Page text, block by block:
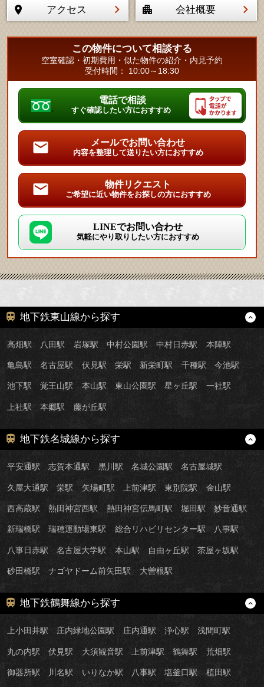
アクセス 会社概要
この物件について相談する
空室確認・初期費用・似た物件の紹介・内見予約
受付時間： 10:00～18:30
電話で相談
すぐ確認したい方におすすめ
メールでお問い合わせ
内容を整理して送りたい方におすすめ
物件リクエスト
ご希望に近い物件をお探しの方におすすめ
LINEでお問い合わせ
気軽にやり取りしたい方におすすめ
地下鉄東山線から探す
高畑駅 八田駅 岩塚駅 中村公園駅 中村日赤駅 本陣駅
亀島駅 名古屋駅 伏見駅 栄駅 新栄町駅 千種駅 今池駅
池下駅 覚王山駅 本山駅 東山公園駅 星ヶ丘駅 一社駅
上社駅 本郷駅 藤が丘駅
地下鉄名城線から探す
平安通駅 志賀本通駅 黒川駅 名城公園駅 名古屋城駅
久屋大通駅 栄駅 矢場町駅 上前津駅 東別院駅 金山駅
西高蔵駅 熱田神宮西駅 熱田神宮伝馬町駅 堀田駅 妙音通駅
新瑞橋駅 瑞穂運動場東駅 総合リハビリセンター駅 八事駅
八事日赤駅 名古屋大学駅 本山駅 自由ヶ丘駅 茶屋ヶ坂駅
砂田橋駅 ナゴヤドーム前矢田駅 大曽根駅
地下鉄鶴舞線から探す
上小田井駅 庄内緑地公園駅 庄内通駅 浄心駅 浅間町駅
丸の内駅 伏見駅 大須観音駅 上前津駅 鶴舞駅 荒畑駅
御器所駅 川名駅 いりなか駅 八事駅 塩釜口駅 植田駅